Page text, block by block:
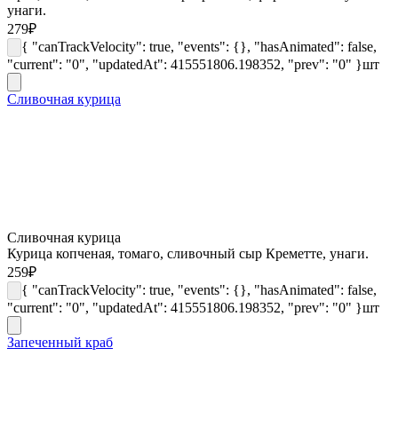
унаги.
279₽
{ "canTrackVelocity": true, "events": {}, "hasAnimated": false,
"current": "0", "updatedAt": 415551806.198352, "prev": "0" }шт
Сливочная курица
Сливочная курица
Курица копченая, томаго, сливочный сыр Креметте, унаги.
259₽
{ "canTrackVelocity": true, "events": {}, "hasAnimated": false,
"current": "0", "updatedAt": 415551806.198352, "prev": "0" }шт
Запеченный краб